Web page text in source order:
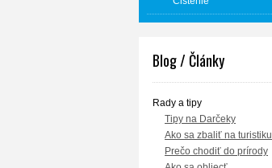
Blog / Články
Rady a tipy
Tipy na Darčeky
Ako sa zbaliť na turistiku
Prečo chodiť do prírody